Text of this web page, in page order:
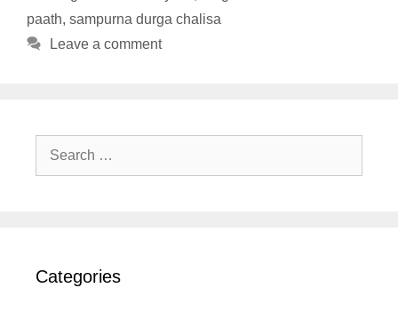
paath, sampurna durga chalisa
Leave a comment
Search
Categories